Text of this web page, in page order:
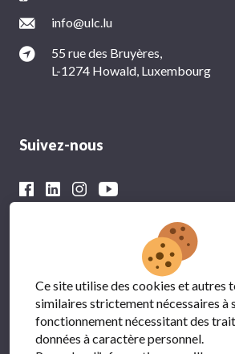
info@ulc.lu
55 rue des Bruyères,
L-1274 Howald, Luxembourg
Suivez-nous
Avec le soutien financier du
Ce site utilise des cookies et autres
similaires strictement nécessaires à
fonctionnement nécessitant des
données à caractère personnel.